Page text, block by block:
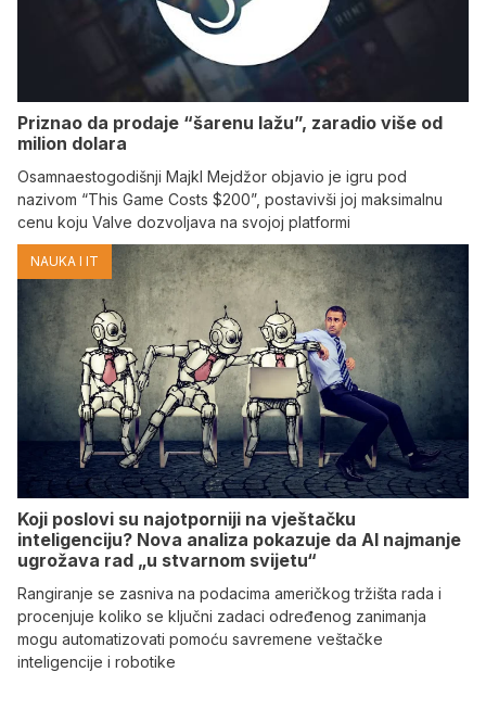
Priznao da prodaje “šarenu lažu”, zaradio više od
milion dolara
Osamnaestogodišnji Majkl Mejdžor objavio je igru pod
nazivom “This Game Costs $200”, postavivši joj maksimalnu
cenu koju Valve dozvoljava na svojoj platformi
NAUKA I IT
Koji poslovi su najotporniji na vještačku
inteligenciju? Nova analiza pokazuje da AI najmanje
ugrožava rad „u stvarnom svijetu“
Rangiranje se zasniva na podacima američkog tržišta rada i
procenjuje koliko se ključni zadaci određenog zanimanja
mogu automatizovati pomoću savremene veštačke
inteligencije i robotike